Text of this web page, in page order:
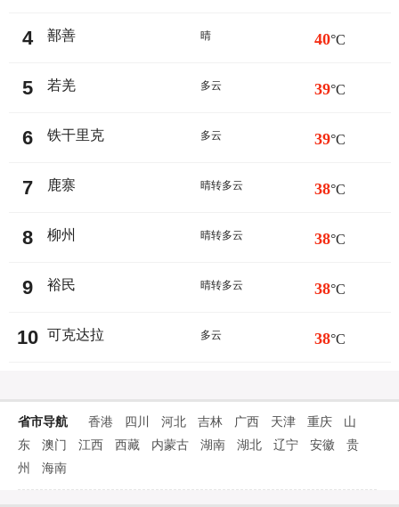
4 鄯善 晴 40°C
5 若羌 多云 39°C
6 铁干里克 多云 39°C
7 鹿寨 晴转多云 38°C
8 柳州 晴转多云 38°C
9 裕民 晴转多云 38°C
10 可克达拉 多云 38°C
省市导航 香港 四川 河北 吉林 广西 天津 重庆
山
东
澳门 江西 西藏 内蒙古 湖南 湖北 辽宁 安徽
贵
州
海南